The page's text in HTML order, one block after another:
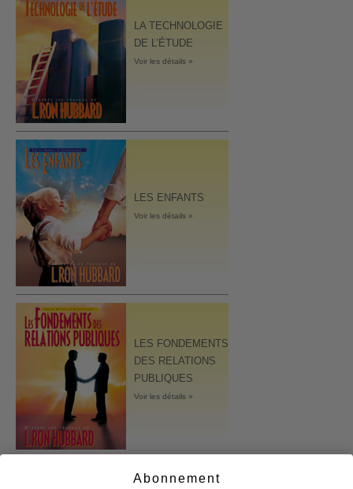
LA TECHNOLOGIE
DE L’ÉTUDE
Voir les détails »
LES ENFANTS
Voir les détails »
LES FONDEMENTS
DES RELATIONS
PUBLIQUES
Voir les détails »
Abonnement